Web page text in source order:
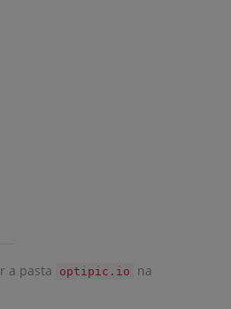
a pasta optipic.io
na